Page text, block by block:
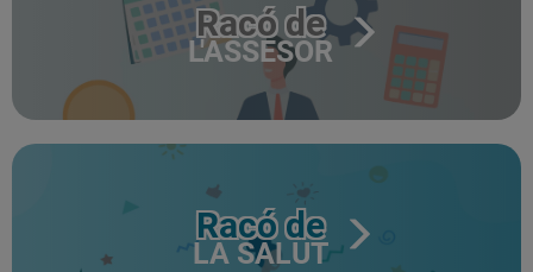
Racó de
L'ASSESOR
Racó de
LA SALUT